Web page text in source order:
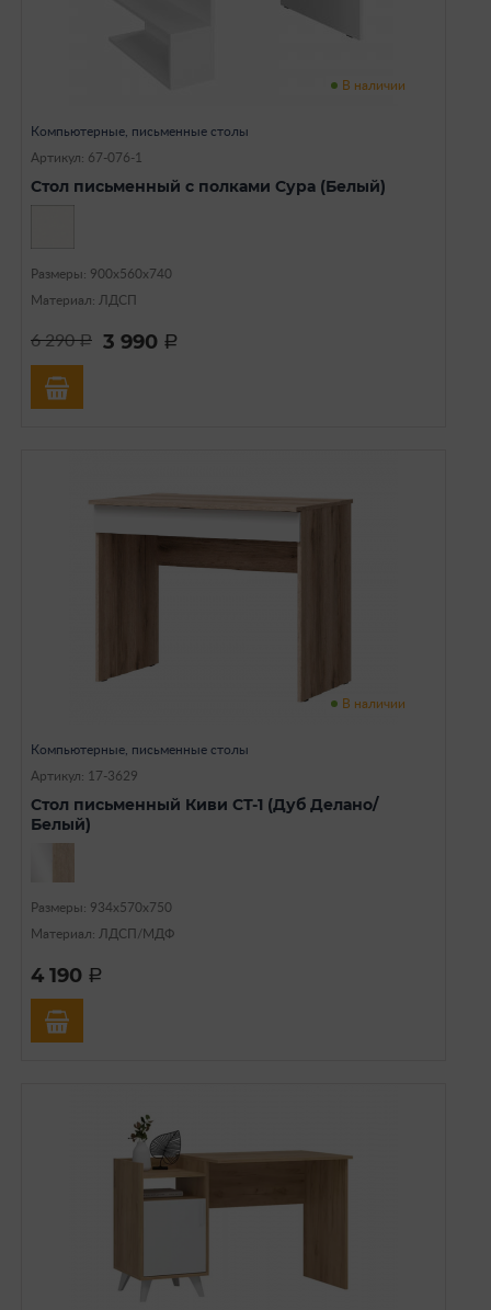
В наличии
Компьютерные, письменные столы
Артикул: 67-076-1
Стол письменный с полками Сура (Белый)
Размеры: 900х560х740
Материал: ЛДСП
6 290a 3 990 a
В наличии
Компьютерные, письменные столы
Артикул: 17-3629
Стол письменный Киви СТ-1 (Дуб Делано/
Белый)
Размеры: 934х570х750
Материал: ЛДСП/МДФ
4 190 a